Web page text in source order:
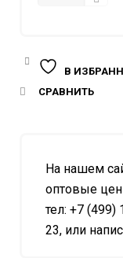
В
СРАВНИТЬ
На нашем
оптовые
тел: +7
23, или